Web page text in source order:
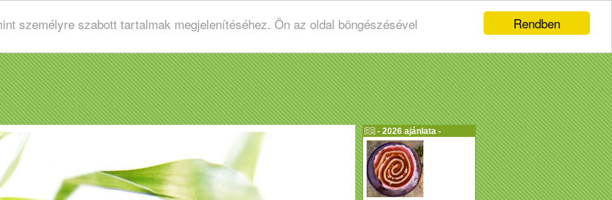
Rendben
személyre szabott tartalmak megjelenítéséhez. Ön az oldal böngészésével
- 2026 ajánlata -